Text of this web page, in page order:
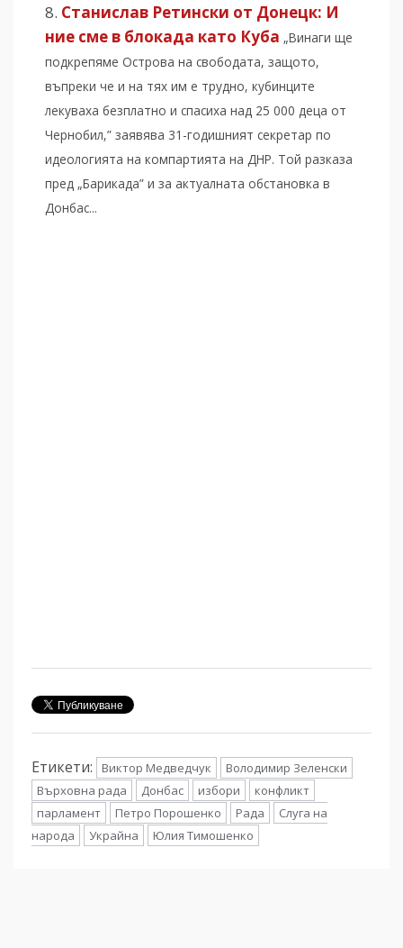
Станислав Ретински от Донецк: И
ние сме в блокада като Куба „Винаги ще
подкрепяме Острова на свободата, защото,
въпреки че и на тях им е трудно, кубинците
лекуваха безплатно и спасиха над 25 000 деца от
Чернобил,” заявява 31-годишният секретар по
идеологията на компартията на ДНР. Той разказа
пред „Барикада” и за актуалната обстановка в
Донбас...
Етикети: Виктор Медведчук
Володимир Зеленски
Върховна рада
Донбас избори
конфликт
парламент
Петро Порошенко Рада
Слуга на
народа
Украйна Юлия Тимошенко